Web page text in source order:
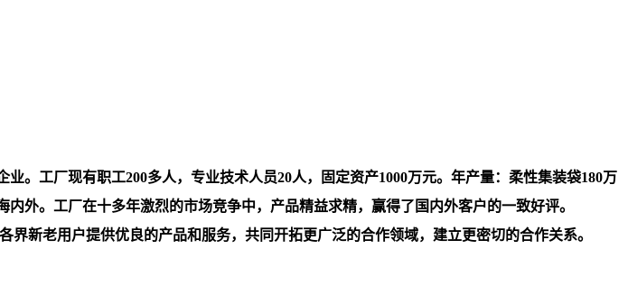
工厂现有职工200多人，专业技术人员20人，固定资产1000万元。年产量：柔性集装袋180万
外。工厂在十多年激烈的市场竞争中，产品精益求精，赢得了国内外客户的一致好评。
老用户提供优良的产品和服务，共同开拓更广泛的合作领域，建立更密切的合作关系。